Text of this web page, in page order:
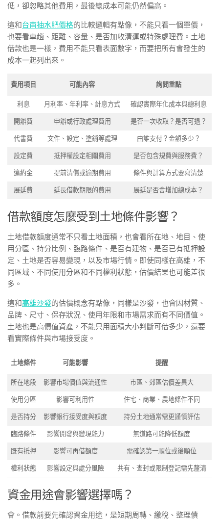
低，卻忽略其他費用，最後總成本可能仍然偏高。
這和台南抽水肥價格的比較邏輯有點像，不能只看一個單價，
也要看車趟、距離、容量、是否加收清運或特殊處理費。土地
借款也是一樣，費用不能只看表面數字，而要把所有會發生的
成本一起列出來。
費用項目 可能內容 詢問重點
利息 月利率、年利率、計息方式 確認實際年化成本與總利息
開辦費 申辦或行政處理費用 是否一次收取？是否可退？
代書費 文件、設定、塗銷等處理 由誰支付？金額多少？
設定費 抵押權設定相關費用 是否包含規費與服務費？
違約金 提前清償或逾期費用 條件與計算方式要寫清楚
展延費 延長借款期限的費用 展延是否會增加總成本？
借款額度怎麼受到土地條件影響？
土地借款額度通常不只看土地面積，也會看所在地、地目、使
用分區、持分比例、臨路條件、是否有建物、是否已有抵押設
定、土地是否容易變現，以及市場行情。即使同樣在高雄，不
同區域、不同使用分區和不同權利狀態，估價結果也可能差很
多。
這和高雄沙發的估價概念有點像，同樣是沙發，也會因材質、
品牌、尺寸、保存狀況、使用年限和市場需求而有不同價值。
土地也是高價值資產，不能只用面積大小判斷可借多少，還要
看實際條件與市場接受度。
土地條件 可能影響 提醒
所在地段 影響市場價值與流通性 市區、郊區估價差異大
使用分區 影響可利用性 住宅、商業、農地條件不同
是否持分 影響銀行接受度與額度 持分土地通常需更謹慎評估
臨路條件 影響開發與變現能力 無道路可能降低額度
既有抵押 影響可再借額度 需確認第一順位或後順位
權利狀態 影響設定與處分風險 共有、查封或限制登記需先釐清
資金用途會影響選擇嗎？
會。借款前要先確認資金用途，是短期周轉、繳稅、整理債